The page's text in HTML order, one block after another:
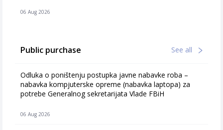
06 Aug 2026
Public purchase See all
Odluka o poništenju postupka javne nabavke roba –
nabavka kompjuterske opreme (nabavka laptopa) za
potrebe Generalnog sekretarijata Vlade FBiH
06 Aug 2026